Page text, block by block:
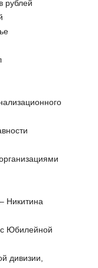
рублей
Никитина
с Юбилейной
дивизии,